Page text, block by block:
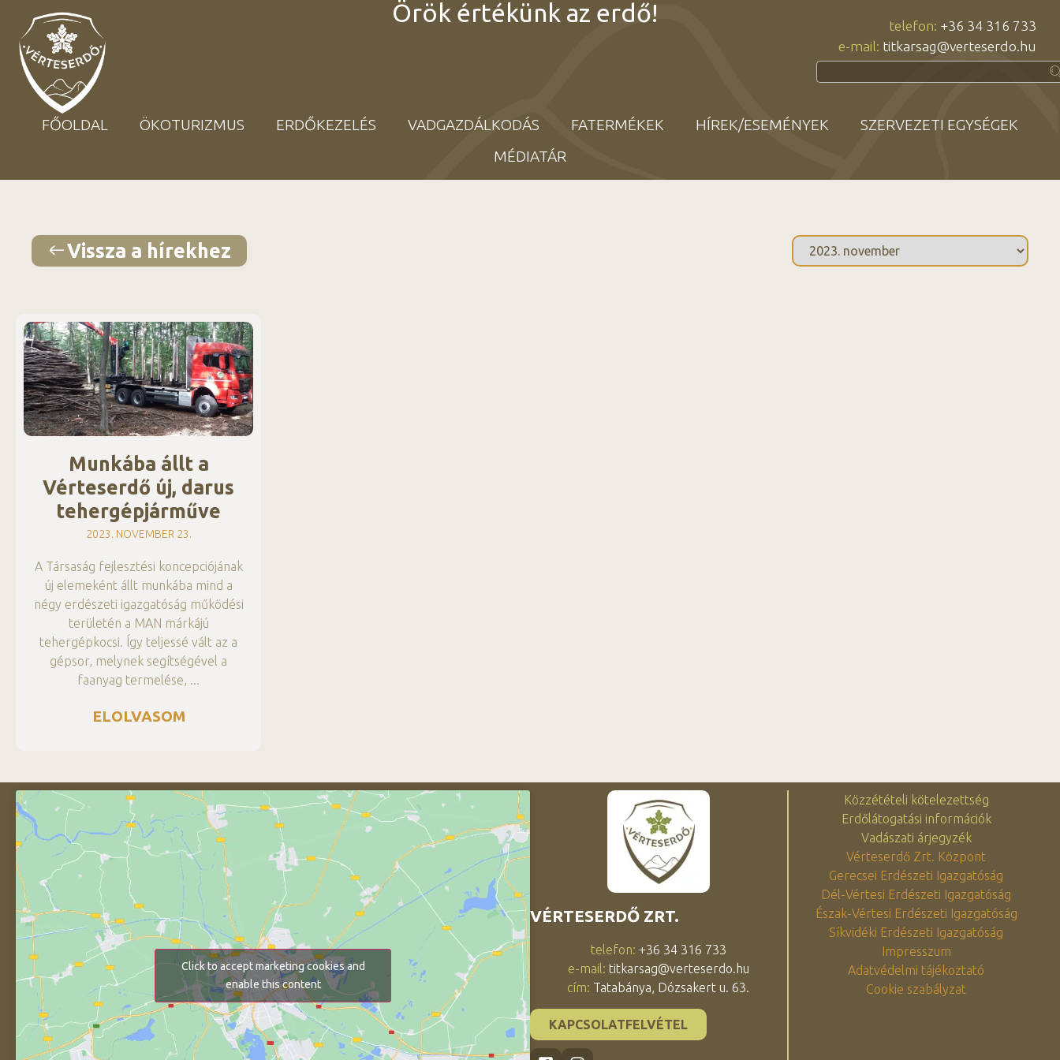
Örök értékünk az erdő! telefon: +36 34 316 733
e-mail: titkarsag@verteserdo.hu
FŐOLDAL ÖKOTURIZMUS ERDŐKEZELÉS VADGAZDÁLKODÁS FATERMÉKEK HÍREK/ESEMÉNYEK
SZERVEZETI EGYSÉGEK
MÉDIATÁR
Vissza a hírekhez
Munkába állt a
Vérteserdő új, darus
tehergépjárműve
2023. NOVEMBER 23.
A Társaság fejlesztési koncepciójának
új elemeként állt munkába mind a
négy erdészeti igazgatóság működési
területén a MAN márkájú
tehergépkocsi. Így teljessé vált az a
gépsor, melynek segítségével a
faanyag termelése,
ELOLVASOM
Click to accept marketing cookies and
enable this content
VÉRTESERDŐ ZRT.
telefon: +36 34 316 733
e-mail: titkarsag@verteserdo.hu
cím: Tatabánya, Dózsakert u. 63.
KAPCSOLATFELVÉTEL
Közzétételi kötelezettség
Erdőlátogatási információk
Vadászati árjegyzék
Vérteserdő Zrt. Központ
Gerecsei Erdészeti Igazgatóság
Dél-Vértesi Erdészeti Igazgatóság
Észak-Vértesi Erdészeti Igazgatóság
Síkvidéki Erdészeti Igazgatóság
Impresszum
Adatvédelmi tájékoztató
Cookie szabályzat